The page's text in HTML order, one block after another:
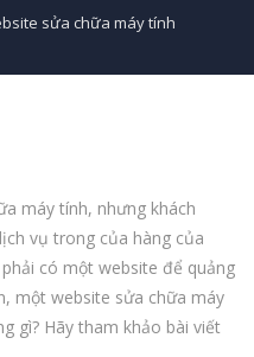
sửa chữa máy tính
máy tính, nhưng khách
vụ trong của hàng của
có một website để quảng
một website sửa chữa máy
gì? Hãy tham khảo bài viết